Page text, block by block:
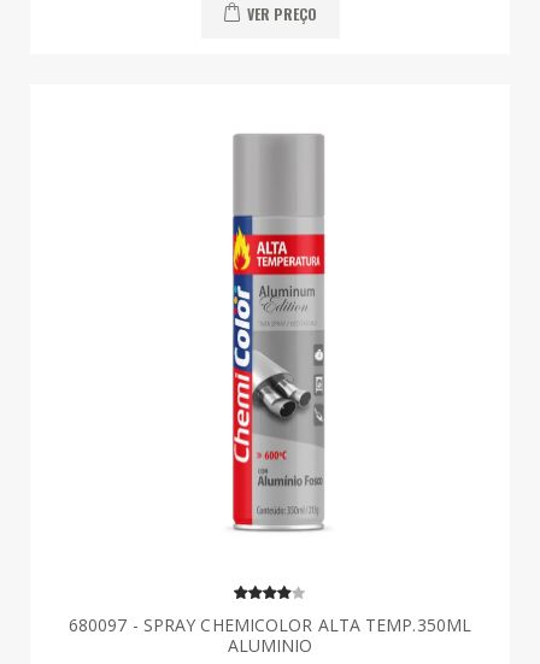
VER PREÇO
680097 - SPRAY CHEMICOLOR ALTA TEMP.350ML
ALUMINIO